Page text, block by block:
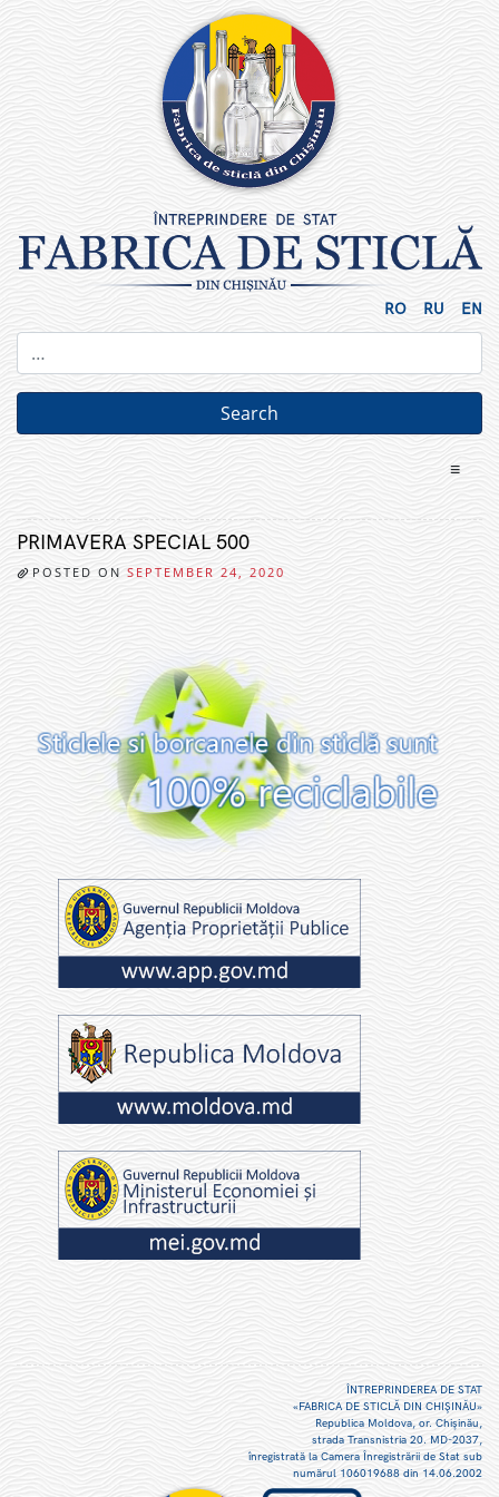
RO RU EN
≡
PRIMAVERA SPECIAL 500
POSTED ON SEPTEMBER 24, 2020
ÎNTREPRINDEREA DE STAT
«FABRICA DE STICLĂ DIN CHIŞINĂU»
Republica Moldova, or. Chişinău,
strada Transnistria 20. MD-2037,
înregistrată la Camera Înregistrării de Stat sub
numărul 106019688 din 14.06.2002